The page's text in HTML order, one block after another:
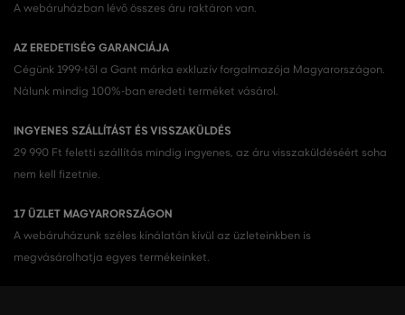
A webáruházban lévő összes áru raktáron van.
AZ EREDETISÉG GARANCIÁJA
Cégünk 1999-től a Gant márka exkluzív forgalmazója Magyarországon.
Nálunk mindig 100%-ban eredeti terméket vásárol.
INGYENES SZÁLLÍTÁST ÉS VISSZAKÜLDÉS
29 990 Ft feletti szállítás mindig ingyenes, az áru visszaküldéséért soha
nem kell fizetnie.
17 ÜZLET MAGYARORSZÁGON
A webáruházunk széles kínálatán kívül az üzleteinkben is
megvásárolhatja egyes termékeinket.